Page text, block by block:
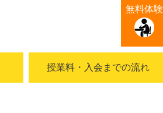
無料体験
授業料・入会までの流れ